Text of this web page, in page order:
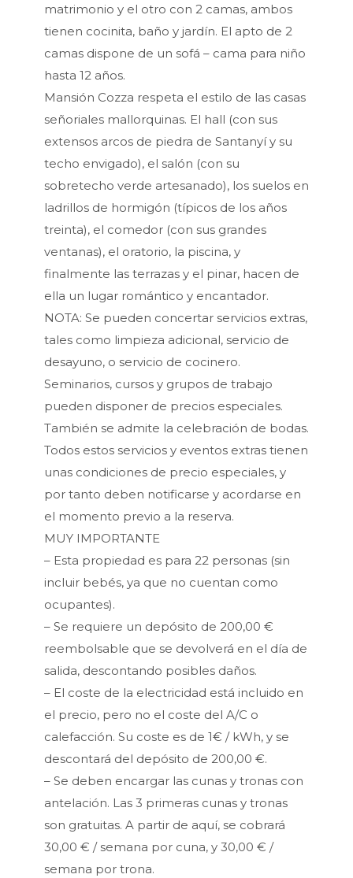
matrimonio y el otro con 2 camas, ambos
tienen cocinita, baño y jardín. El apto de 2
camas dispone de un sofá – cama para niño
hasta 12 años.
Mansión Cozza respeta el estilo de las casas
señoriales mallorquinas. El hall (con sus
extensos arcos de piedra de Santanyí y su
techo envigado), el salón (con su
sobretecho verde artesanado), los suelos en
ladrillos de hormigón (típicos de los años
treinta), el comedor (con sus grandes
ventanas), el oratorio, la piscina, y
finalmente las terrazas y el pinar, hacen de
ella un lugar romántico y encantador.
NOTA: Se pueden concertar servicios extras,
tales como limpieza adicional, servicio de
desayuno, o servicio de cocinero.
Seminarios, cursos y grupos de trabajo
pueden disponer de precios especiales.
También se admite la celebración de bodas.
Todos estos servicios y eventos extras tienen
unas condiciones de precio especiales, y
por tanto deben notificarse y acordarse en
el momento previo a la reserva.
MUY IMPORTANTE
– Esta propiedad es para 22 personas (sin
incluir bebés, ya que no cuentan como
ocupantes).
– Se requiere un depósito de 200,00 €
reembolsable que se devolverá en el día de
salida, descontando posibles daños.
– El coste de la electricidad está incluido en
el precio, pero no el coste del A/C o
calefacción. Su coste es de 1€ / kWh, y se
descontará del depósito de 200,00 €.
– Se deben encargar las cunas y tronas con
antelación. Las 3 primeras cunas y tronas
son gratuitas. A partir de aquí, se cobrará
30,00 € / semana por cuna, y 30,00 € /
semana por trona.